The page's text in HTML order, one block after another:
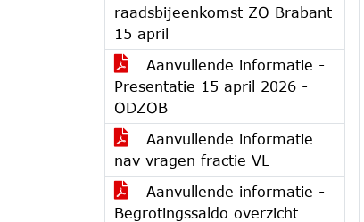
raadsbijeenkomst ZO Brabant
15 april
Aanvullende informatie -
Presentatie 15 april 2026 -
ODZOB
Aanvullende informatie
nav vragen fractie VL
Aanvullende informatie -
Begrotingssaldo overzicht